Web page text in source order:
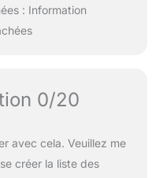
: Information
0/20
avec cela. Veuillez me
créer la liste des